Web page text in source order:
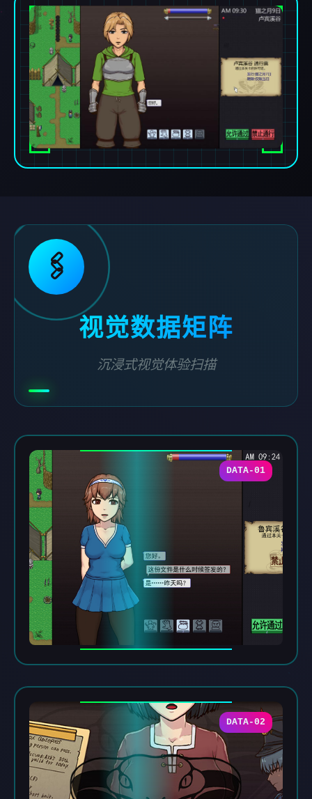
🖇️
视觉数据矩阵
沉浸式视觉体验扫描
DATA-01
DATA-02